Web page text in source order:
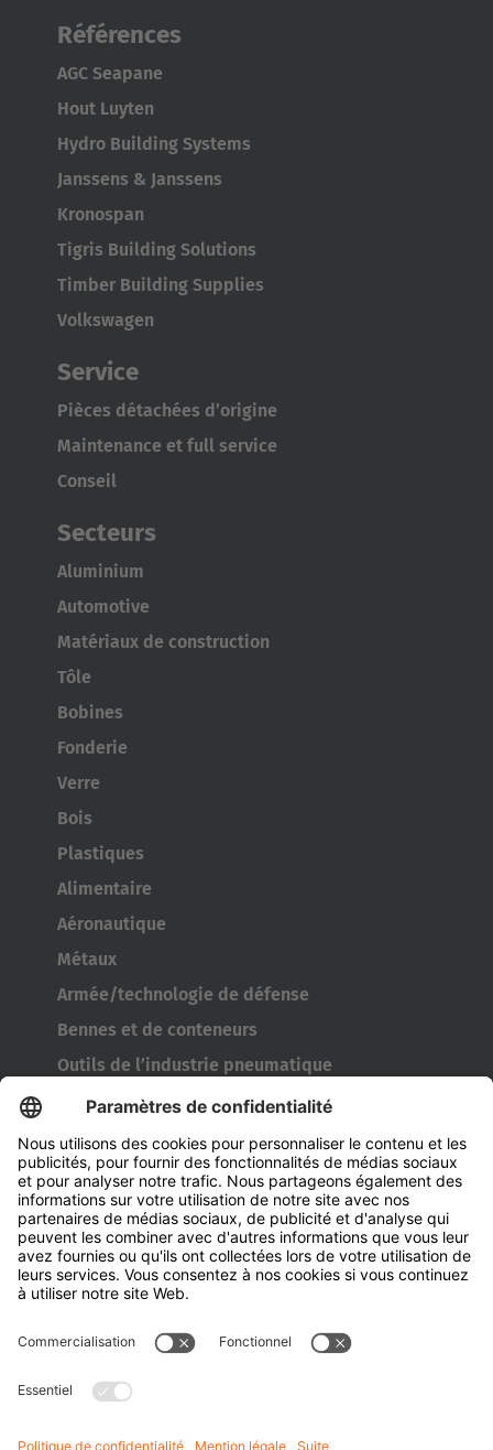
Références
AGC Seapane
Hout Luyten
Hydro Building Systems
Janssens & Janssens
Kronospan
Tigris Building Solutions
Timber Building Supplies
Volkswagen
Service
Pièces détachées d’origine
Maintenance et full service
Conseil
Secteurs
Aluminium
Automotive
Matériaux de construction
Tôle
Bobines
Fonderie
Verre
Bois
Plastiques
Alimentaire
Aéronautique
Métaux
Armée/technologie de défense
Bennes et de conteneurs
Outils de l’industrie pneumatique
Transporteur de bobines
Portes et fenêtres
Entreprise
À propos d'Hubtex
À propos d' Hubtex BeLux
Durabilité